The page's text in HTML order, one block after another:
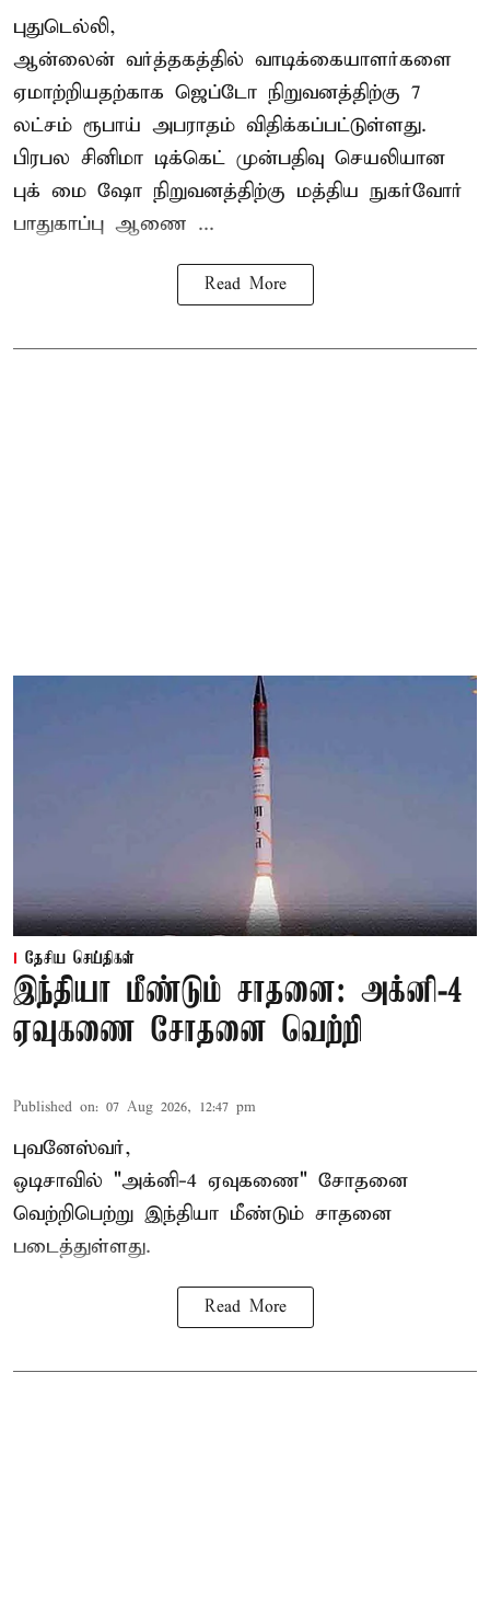
புதுடெல்லி,
ஆன்லைன் வர்த்தகத்தில் வாடிக்கையாளர்களை
ஏமாற்றியதற்காக ஜெப்டோ நிறுவனத்திற்கு 7
லட்சம் ரூபாய் அபராதம் விதிக்கப்பட்டுள்ளது.
பிரபல சினிமா டிக்கெட் முன்பதிவு செயலியான
புக் மை ஷோ நிறுவனத்திற்கு மத்திய நுகர்வோர்
பாதுகாப்பு ஆணை ...
Read More
தேசிய செய்திகள்
இந்தியா மீண்டும் சாதனை: அக்னி-4
ஏவுகணை சோதனை வெற்றி
Published on: 07 Aug 2026, 12:47 pm
புவனேஸ்வர்,
ஒடிசாவில் "அக்னி-4 ஏவுகணை" சோதனை
வெற்றிபெற்று இந்தியா மீண்டும் சாதனை
படைத்துள்ளது.
Read More